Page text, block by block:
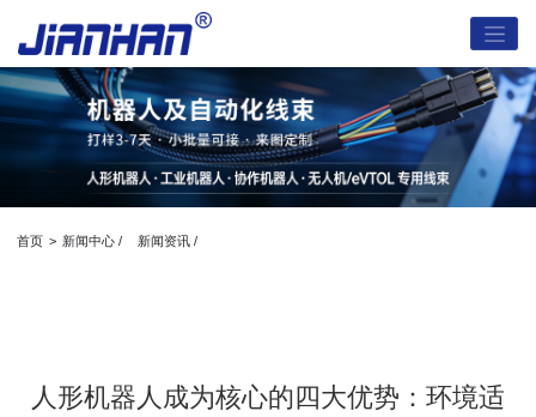
首页 > 新闻中心 / 新闻资讯 /
人形机器人成为核心的四大优势：环境适